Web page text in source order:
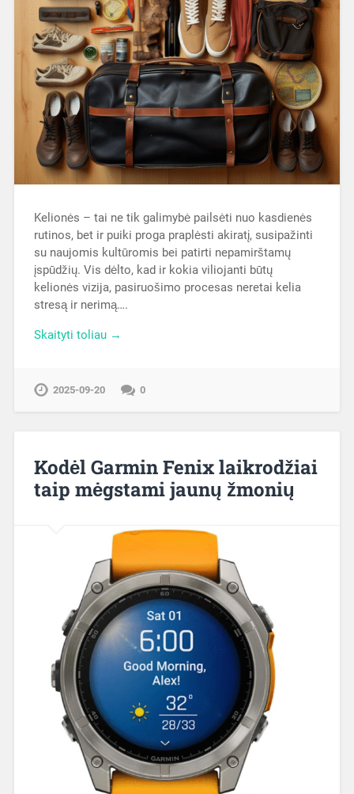
Kelionės – tai ne tik galimybė pailsėti nuo kasdienės
rutinos, bet ir puiki proga praplėsti akiratį, susipažinti
su naujomis kultūromis bei patirti nepamirštamų
įspūdžių. Vis dėlto, kad ir kokia viliojanti būtų
kelionės vizija, pasiruošimo procesas neretai kelia
stresą ir nerimą….
Skaityti toliau →
2025-09-20 0
Kodėl Garmin Fenix laikrodžiai
taip mėgstami jaunų žmonių